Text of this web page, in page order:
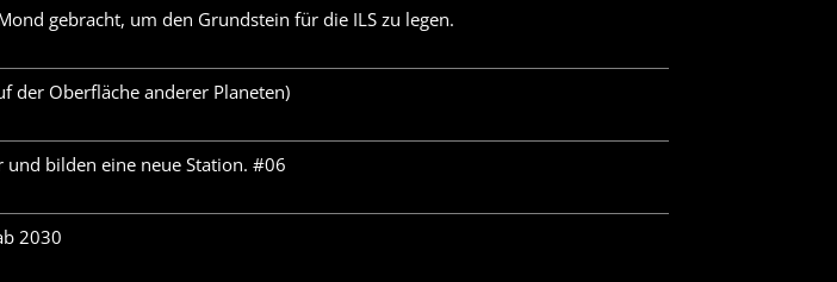
gebracht, um den Grundstein für die ILS zu legen.
der Oberfläche anderer Planeten)
und bilden eine neue Station. #06
2030